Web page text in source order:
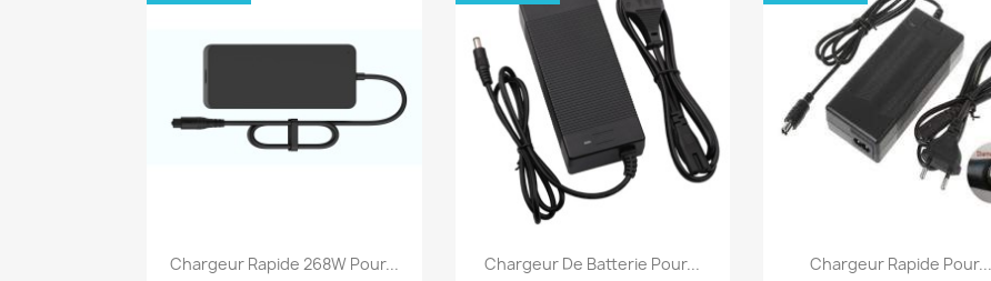
Aperçu rapide
Chargeur Rapide 268W Pour... Aperçu rapide
Chargeur De Batterie Pour... Aperçu rapide
Chargeur Rapide Pour...